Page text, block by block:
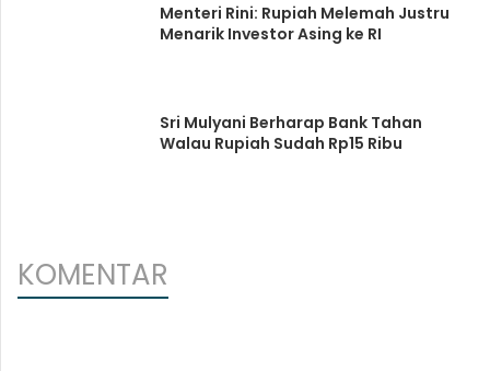
Menteri Rini: Rupiah Melemah Justru
Menarik Investor Asing ke RI
Sri Mulyani Berharap Bank Tahan
Walau Rupiah Sudah Rp15 Ribu
KOMENTAR